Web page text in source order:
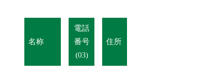
名称
電話
番号
(03)
住所